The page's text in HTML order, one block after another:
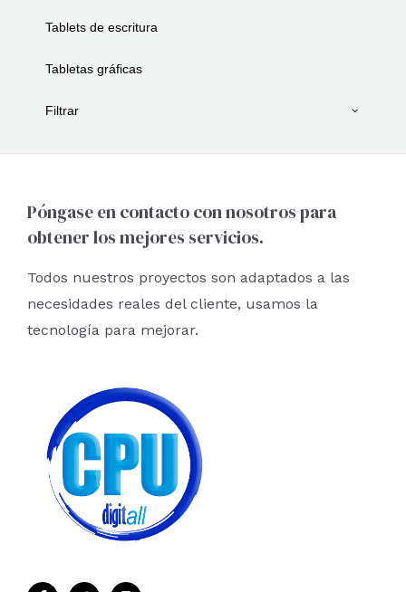
Tablets de escritura
Tabletas gráficas
Filtrar
Póngase en contacto con nosotros para
obtener los mejores servicios.
Todos nuestros proyectos son adaptados a las
necesidades reales del cliente, usamos la
tecnología para mejorar.